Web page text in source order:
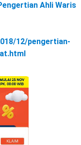
Ahli Waris
12/pengertian-